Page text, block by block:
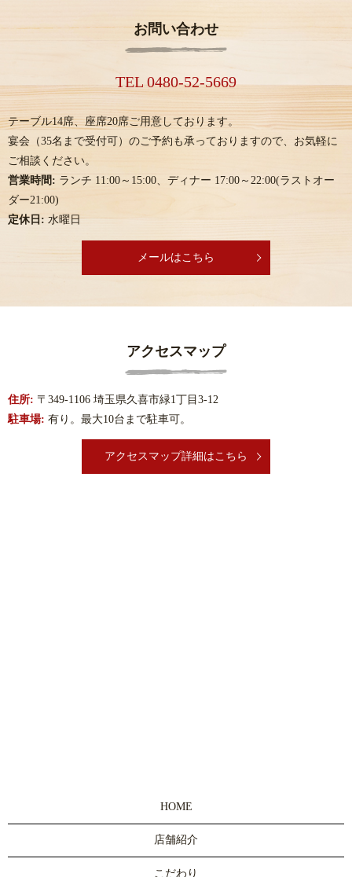
お問い合わせ
TEL 0480-52-5669
テーブル14席、座席20席ご用意しております。
宴会（35名まで受付可）のご予約も承っておりますので、お気軽に
ご相談ください。
営業時間: ランチ 11:00～15:00、ディナー 17:00～22:00(ラストオー
ダー21:00)
定休日: 水曜日
メールはこちら
アクセスマップ
住所: 〒349-1106 埼玉県久喜市緑1丁目3-12
駐車場: 有り。最大10台まで駐車可。
アクセスマップ詳細はこちら
HOME
店舗紹介
こだわり